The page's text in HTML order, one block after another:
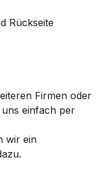
Rückseite
Firmen oder
einfach per
wir ein